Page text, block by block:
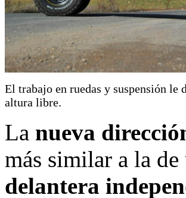
El trabajo en ruedas y suspensión le
altura libre.
La nueva
más similar a la
delantera